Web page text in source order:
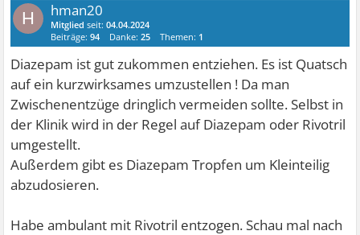
H hman20
Mitglied seit:04.04.2024
Beiträge:94 Danke:25 Themen: 1
Diazepam ist gut zukommen entziehen. Es ist Quatsch
auf ein kurzwirksames umzustellen ! Da man
Zwischenentzüge dringlich vermeiden sollte. Selbst in
der Klinik wird in der Regel auf Diazepam oder Rivotril
umgestellt.
Außerdem gibt es Diazepam Tropfen um Kleinteilig
abzudosieren.
Habe ambulant mit Rivotril entzogen. Schau mal nach